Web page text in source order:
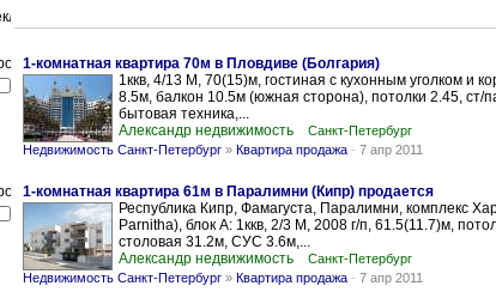
1-комнатная квартира 70м в Пловдиве (Болгария)
1ккв, 4/13 М, 70(15)м, гостиная с кухонным уголком и
8.5м, балкон 10.5м (южная сторона), потолки 2.45, ст/
бытовая техника,...
Александр недвижимость
Санкт-Петербург
Недвижимость Санкт-Петербург » Квартира продажа - 7 апр 2011
1-комнатная квартира 61м в Паралимни (Кипр) продается
Республика Кипр, Фамагуста, Паралимни, комплекс
Parnitha), блок А: 1ккв, 2/3 М, 2008 г/п, 61.5(11.7)м,
столовая 31.2м, СУС 3.6м,...
Александр недвижимость
Санкт-Петербург
Недвижимость Санкт-Петербург » Квартира продажа - 7 апр 2011